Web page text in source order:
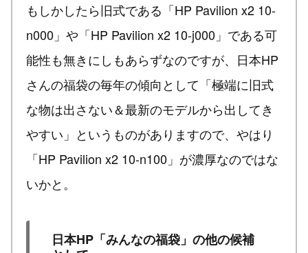
もしかしたら旧式である「HP Pavilion x2 10-
n000」や「HP Pavilion x2 10-j000」である可
能性も無きにしもあらずなのですが、日本HP
さんの福袋の毎年の傾向として「極端に旧式
な物は出さない＆最新のモデルから出してき
やすい」というものがありますので、やはり
「HP Pavilion x2 10-n100」が濃厚なのではな
いかと。
日本HP「みんなの福袋」の他の候補